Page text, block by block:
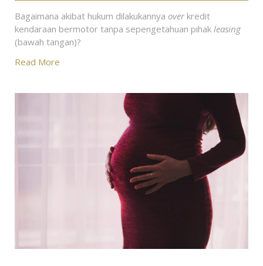
Bagaimana akibat hukum dilakukannya overkredit
kendaraan bermotor tanpa sepengetahuan pihak leasing
(bawah tangan)?
Read More